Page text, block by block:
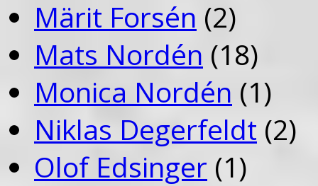
Märit Forsén (2)
Mats Nordén (18)
Monica Nordén (1)
Niklas Degerfeldt (2)
Olof Edsinger (1)